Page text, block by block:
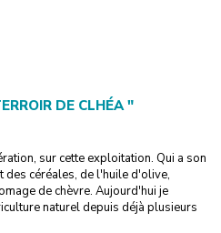
DE CLHÉA "
sur cette exploitation. Qui a son
céréales, de l'huile d'olive,
de chèvre. Aujourd'hui je
naturel depuis déjà plusieurs